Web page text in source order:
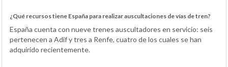
¿Qué recursos tiene España para realizar auscultaciones de vías de tren?
España cuenta con nueve trenes auscultadores en servicio: seis
pertenecen a Adif y tres a Renfe, cuatro de los cuales se han
adquirido recientemente.